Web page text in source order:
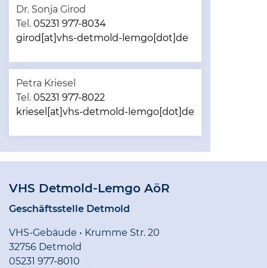
Dr. Sonja Girod
Tel. 05231 977-8034
girod[at]vhs-detmold-lemgo[dot]de
Petra Kriesel
Tel. 05231 977-8022
kriesel[at]vhs-detmold-lemgo[dot]de
VHS Detmold-Lemgo AöR
Geschäftsstelle Detmold
VHS-Gebäude • Krumme Str. 20
32756 Detmold
05231 977-8010